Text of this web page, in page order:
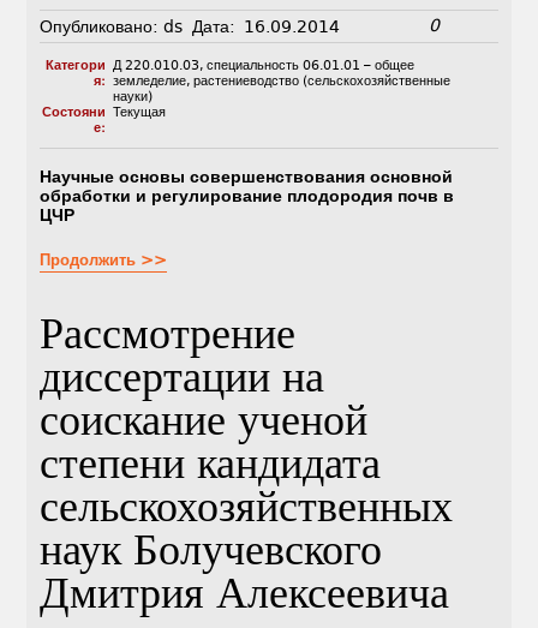
Опубликовано: ds Дата: 16.09.2014 0
Категори
я:
Д 220.010.03, специальность 06.01.01 – общее
земледелие, растениеводство (сельскохозяйственные
науки)
Состояни
е:
Текущая
Научные основы совершенствования основной
обработки и регулирование плодородия почв в
ЦЧР
Продолжить >>
Рассмотрение
диссертации на
соискание ученой
степени кандидата
сельскохозяйственных
наук Болучевского
Дмитрия Алексеевича